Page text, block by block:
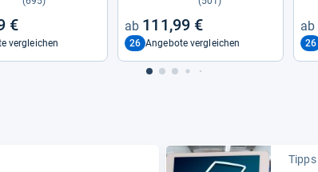
€
vergleichen
111,99 €
26 Angebote vergleichen 26
Tipps